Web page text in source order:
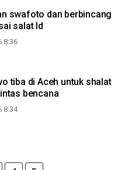
swafoto dan berbincang
salat Id
8:36
tiba di Aceh untuk shalat
bencana
8:34